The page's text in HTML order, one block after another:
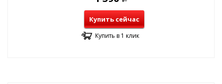
Купить сейчас
Купить в 1 клик